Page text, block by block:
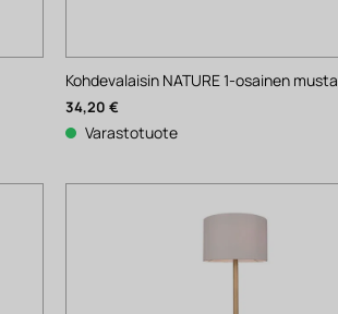
Kohdevalaisin NATURE 1-osainen musta
34,20 €
Varastotuote